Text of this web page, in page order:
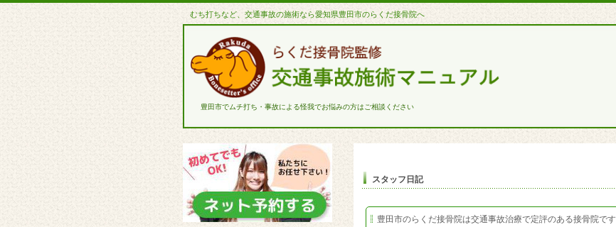
むち打ちなど、交通事故の施術なら愛知県豊田市のらくだ接骨院へ
豊田市でムチ打ち・事故による怪我でお悩みの方はご相談ください
スタッフ日記
豊田市のらくだ接骨院は交通事故治療で定評のある接骨院です